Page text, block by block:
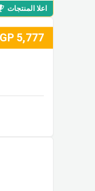
اعلا المنتجات
5,777